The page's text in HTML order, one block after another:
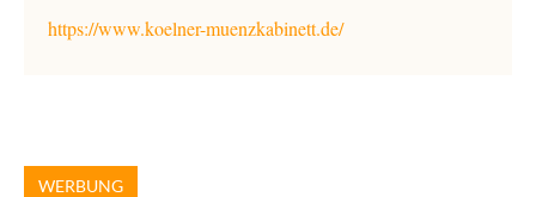
https://www.koelner-muenzkabinett.de/
WERBUNG